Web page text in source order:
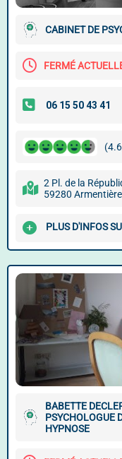
CABINET DE
FERMÉ
2 Pl. de la
59280
PLUS D'INFOS
BABETTE
PSYCHOLOGUE
HYPNOSE